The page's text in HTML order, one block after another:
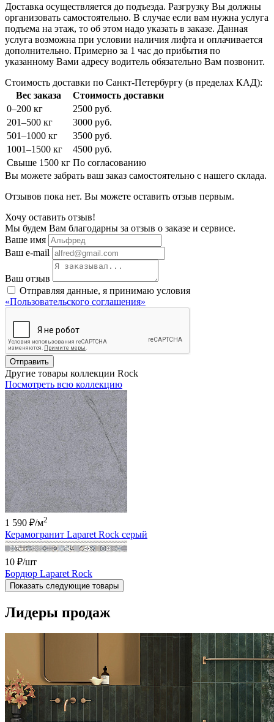
Доставка осуществляется до подъезда. Разгрузку Вы должны
организовать самостоятельно. В случае если вам нужна услуга
подъема на этаж, то об этом надо указать в заказе. Данная
услуга возможна при условии наличия лифта и оплачивается
дополнительно. Примерно за 1 час до прибытия по
указанному Вами адресу водитель обязательно Вам позвонит.
Стоимость доставки по Санкт-Петербургу (в пределах КАД):
Вес заказа
Стоимость доставки
0–200 кг
2500 руб.
201–500 кг
3000 руб.
501–1000 кг
3500 руб.
1001–1500 кг
4500 руб.
Свыше 1500 кг По согласованию
Вы можете забрать ваш заказ самостоятельно с нашего склада.
Отзывов пока нет. Вы можете оставить отзыв первым.
Хочу оставить отзыв!
Мы будем Вам благодарны за отзыв о заказе и сервисе.
Ваше имя
Ваш e-mail
Ваш отзыв
Отправляя данные, я принимаю условия
«Пользовательского соглашения»
Отправить
Другие товары коллекции Rock
Посмотреть всю коллекцию
1 590 ₽/м2
Керамогранит Laparet Rock серый
10 ₽/шт
Бордюр Laparet Rock
Показать следующие товары
Лидеры продаж